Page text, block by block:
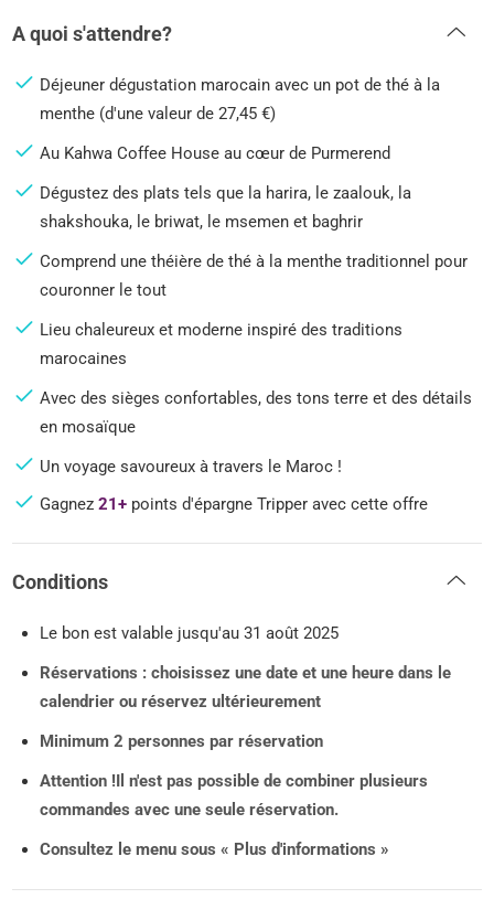
A quoi s'attendre?
Déjeuner dégustation marocain avec un pot de thé à la
menthe (d'une valeur de 27,45 €)
Au Kahwa Coffee House au cœur de Purmerend
Dégustez des plats tels que la harira, le zaalouk, la
shakshouka, le briwat, le msemen et baghrir
Comprend une théière de thé à la menthe traditionnel pour
couronner le tout
Lieu chaleureux et moderne inspiré des traditions
marocaines
Avec des sièges confortables, des tons terre et des détails
en mosaïque
Un voyage savoureux à travers le Maroc !
Gagnez21+ points d'épargne Tripper avec cette offre
Conditions
Le bon est valable jusqu'au 31 août 2025
Réservations : choisissez une date et une heure dans le
calendrier ou réservez ultérieurement
Minimum 2 personnes par réservation
Attention !Il n'est pas possible de combiner plusieurs
commandes avec une seule réservation.
Consultez le menu sous « Plus d'informations »